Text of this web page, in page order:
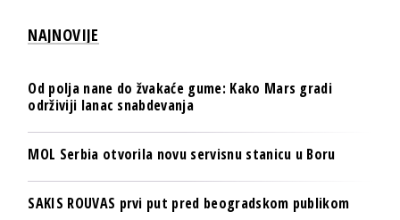
NAJNOVIJE
Od polja nane do žvakaće gume: Kako Mars gradi
održiviji lanac snabdevanja
MOL Serbia otvorila novu servisnu stanicu u Boru
SAKIS ROUVAS prvi put pred beogradskom publikom